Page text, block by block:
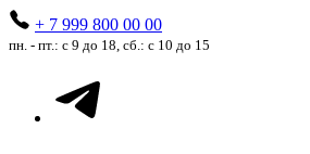
+ 7 999 800 00 00
пн. - пт.: с 9 до 18, сб.: с 10 до 15